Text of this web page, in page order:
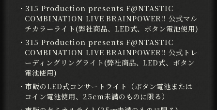
・315 Production presents F@NTASTIC
COMBINATION LIVE BRAINPOWER!! 公式マル
チカラーライト(弊社商品、LED式、ボタン電池使用)
・315 Production presents F@NTASTIC
COMBINATION LIVE BRAINPOWER!! 公式トレ
ーディングリングライト(弊社商品、LED式、ボタン
電池使用)
・市販のLED式コンサートライト（ボタン電池または
コイン電池使用、25cm未満のものに限る）